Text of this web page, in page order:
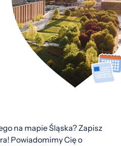
na mapie Śląska? Zapisz
Powiadomimy Cię o